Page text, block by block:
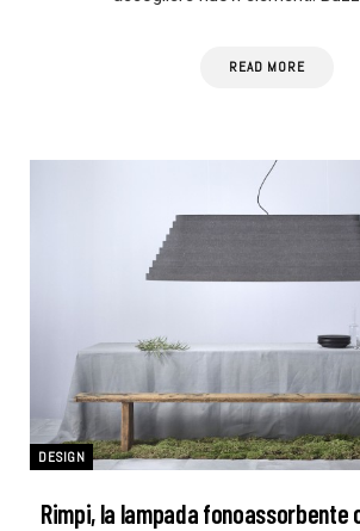
READ MORE
DESIGN
Rimpi, la lampada fonoassorbente